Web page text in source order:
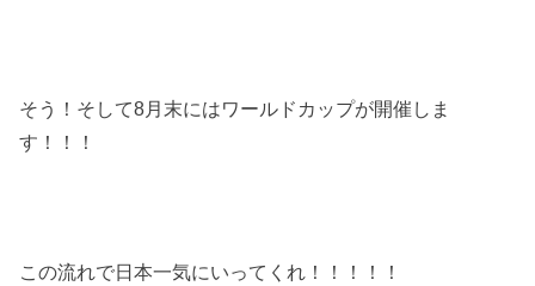
そう！そして8月末にはワールドカップが開催しま
す！！！
この流れで日本一気にいってくれ！！！！！